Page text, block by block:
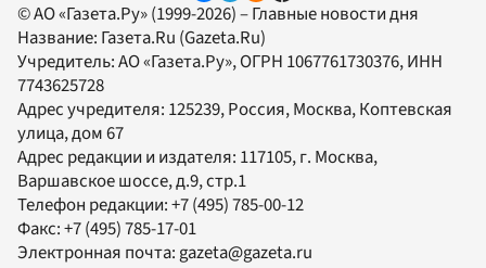
© АО «Газета.Ру» (1999-2026) – Главные новости дня
Название: Газета.Ru (Gazeta.Ru)
Учредитель:АО «Газета.Ру», ОГРН 1067761730376, ИНН
7743625728
Адрес учредителя: 125239, Россия, Москва, Коптевская
улица, дом 67
Адрес редакции и издателя: 117105, г. Москва,
Варшавское шоссе, д.9, стр.1
Телефон редакции:+7 (495) 785-00-12
Факс:+7 (495) 785-17-01
Электронная почта:gazeta@gazeta.ru